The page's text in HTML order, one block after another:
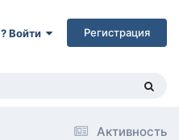
Войти Регистрация
Активность